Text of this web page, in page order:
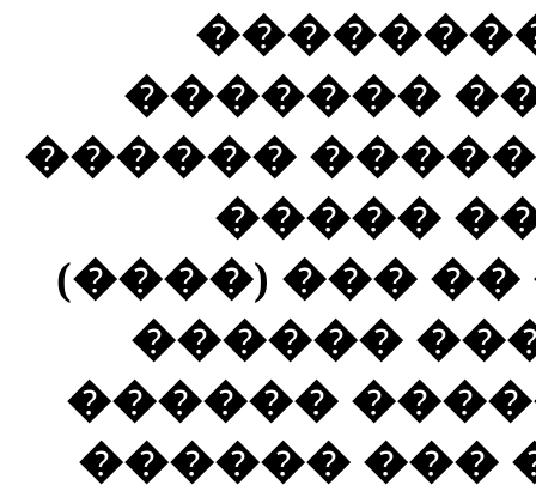
�������
������
�����
(����) ���
������
������
������ ���